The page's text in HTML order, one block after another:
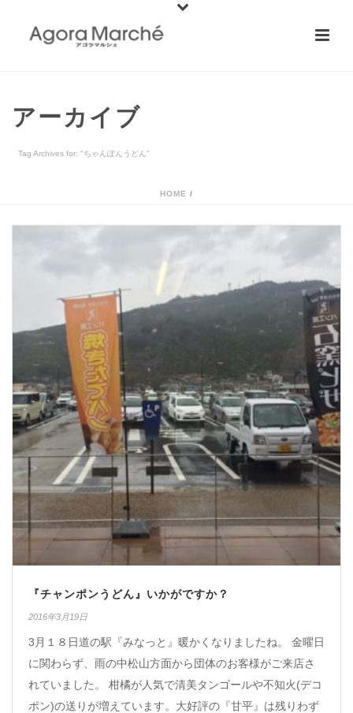
アーカイブ
Tag Archives for: "ちゃんぽんうどん"
HOME /
『チャンポンうどん』いかがですか？
2016年3月19日
3月１８日道の駅『みなっと』暖かくなりましたね。 金曜日
に関わらず、雨の中松山方面から団体のお客様がご来店さ
れていました。 柑橘が人気で清美タンゴールや不知火(デコ
ポン)の送りが増えています。大好評の『甘平』は残りわず